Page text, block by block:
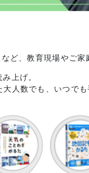
ど、教育現場やご
上げ。
人数でも、いつで